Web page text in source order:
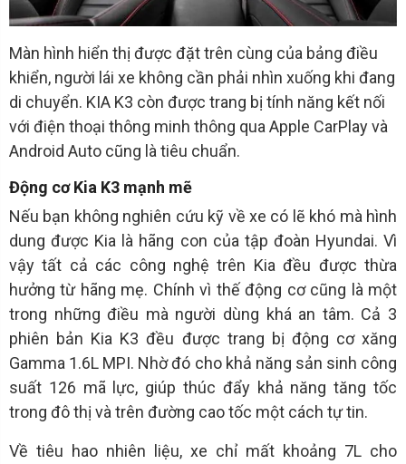
Màn hình hiển thị được đặt trên cùng của bảng điều
khiển, người lái xe không cần phải nhìn xuống khi đang
di chuyển. KIA K3 còn được trang bị tính năng kết nối
với điện thoại thông minh thông qua Apple CarPlay và
Android Auto cũng là tiêu chuẩn.
Động cơ Kia K3 mạnh mẽ
Nếu bạn không nghiên cứu kỹ về xe có lẽ khó mà hình
dung được Kia là hãng con của tập đoàn Hyundai. Vì
vậy tất cả các công nghệ trên Kia đều được thừa
hưởng từ hãng mẹ. Chính vì thế động cơ cũng là một
trong những điều mà người dùng khá an tâm. Cả 3
phiên bản Kia K3 đều được trang bị động cơ xăng
Gamma 1.6L MPI. Nhờ đó cho khả năng sản sinh công
suất 126 mã lực, giúp thúc đẩy khả năng tăng tốc
trong đô thị và trên đường cao tốc một cách tự tin.
Về tiêu hao nhiên liệu, xe chỉ mất khoảng 7L cho